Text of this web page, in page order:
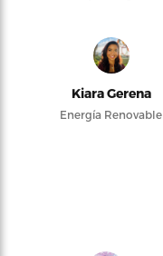
Kiara Gerena
Energía Renovable